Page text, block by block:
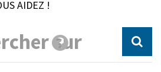
AIDEZ !